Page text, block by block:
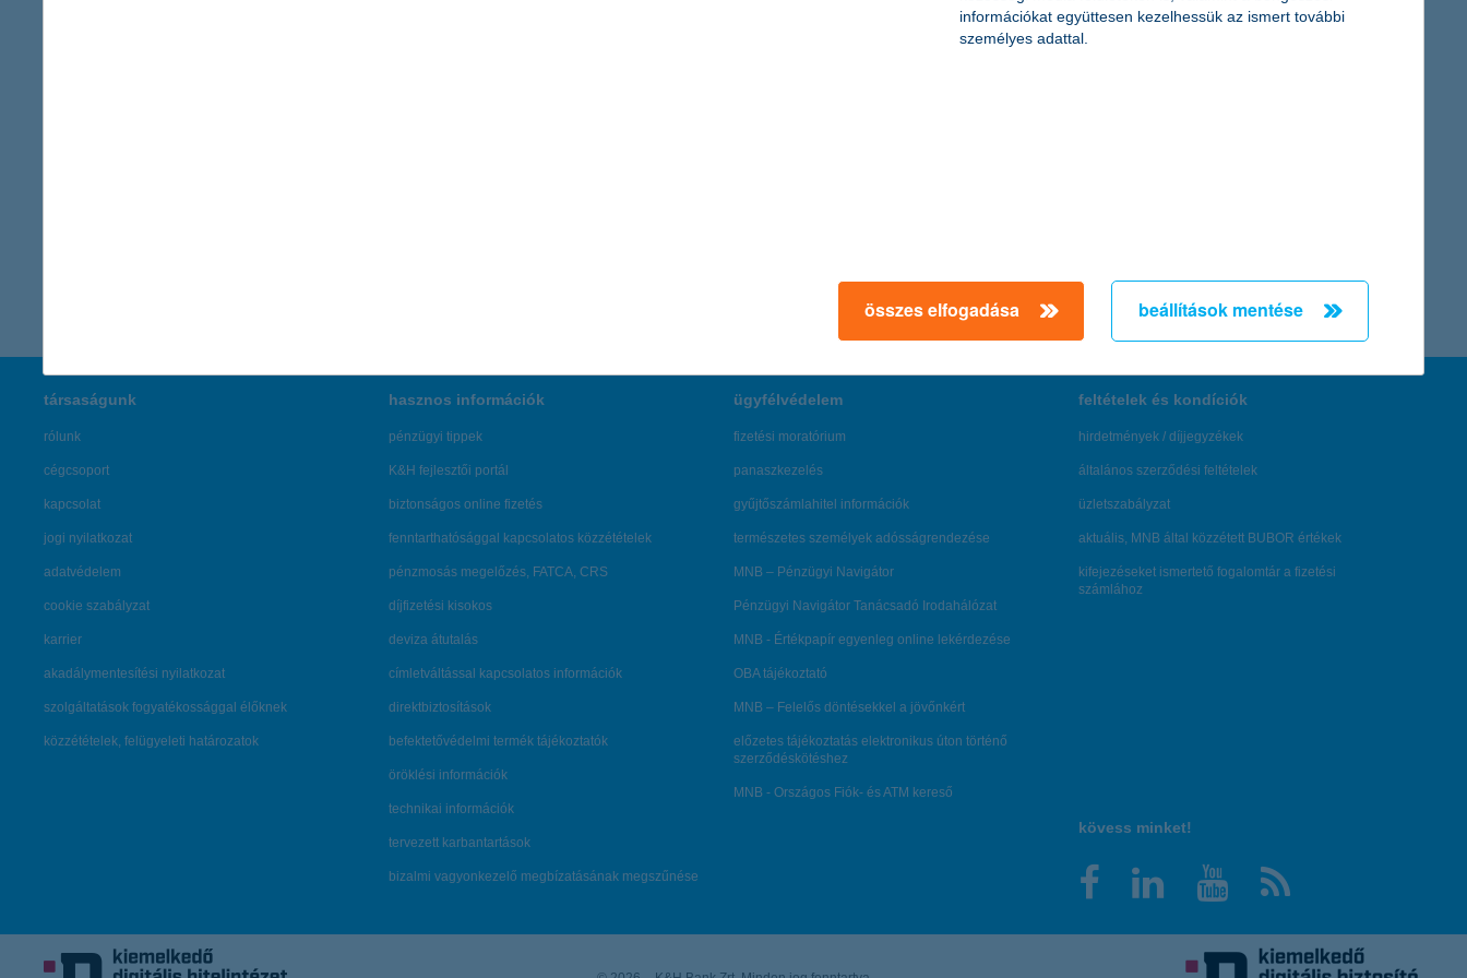
társaságunk
rólunk
cégcsoport
kapcsolat
jogi nyilatkozat
adatvédelem
cookie szabályzat
karrier
akadálymentesítési nyilatkozat
szolgáltatások fogyatékossággal élőknek
közzétételek, felügyeleti határozatok
hasznos információk
pénzügyi tippek
K&H fejlesztői portál
biztonságos online fizetés
fenntarthatósággal kapcsolatos közzétételek
pénzmosás megelőzés, FATCA, CRS
díjfizetési kisokos
deviza átutalás
címletváltással kapcsolatos információk
direktbiztosítások
befektetővédelmi termék tájékoztatók
öröklési információk
technikai információk
tervezett karbantartások
bizalmi vagyonkezelő megbízatásának megszűnése
ügyfélvédelem
fizetési moratórium
panaszkezelés
gyűjtőszámlahitel információk
természetes személyek adósságrendezése
MNB – Pénzügyi Navigátor
Pénzügyi Navigátor Tanácsadó Irodahálózat
MNB - Értékpapír egyenleg online lekérdezése
OBA tájékoztató
MNB – Felelős döntésekkel a jövőnkért
előzetes tájékoztatás elektronikus úton történő
szerződéskötéshez
MNB - Országos Fiók- és ATM kereső
feltételek és kondíciók
hirdetmények / díjjegyzékek
általános szerződési feltételek
üzletszabályzat
aktuális, MNB által közzétett BUBOR értékek
kifejezéseket ismertető fogalomtár a fizetési
számlához
kövess minket!
információkat együttesen kezelhessük az ismert további
személyes adattal.
összes elfogadása beállítások mentése